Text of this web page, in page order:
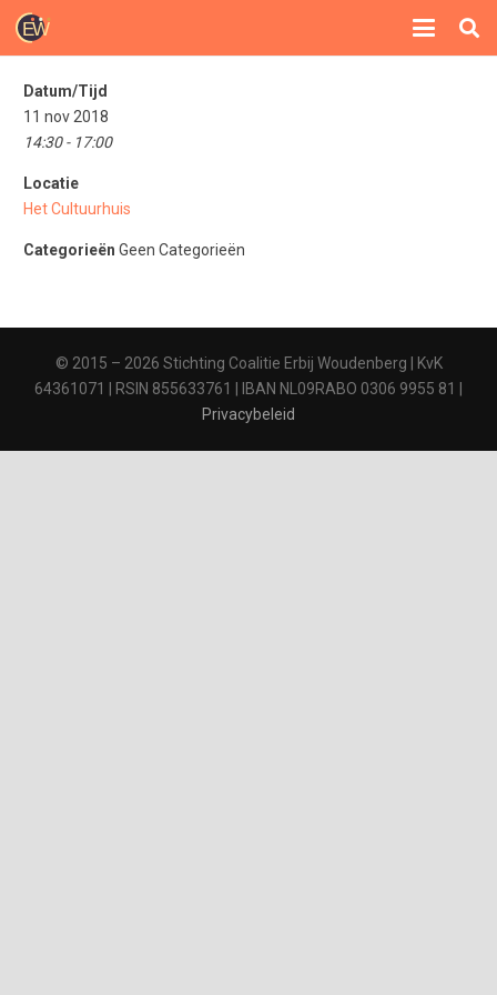
Datum/Tijd
11 nov 2018
14:30 - 17:00
Locatie
Het Cultuurhuis
Categorieën Geen Categorieën
© 2015 – 2026 Stichting Coalitie Erbij Woudenberg | KvK
64361071 | RSIN 855633761 | IBAN NL09RABO 0306 9955 81 |
Privacybeleid